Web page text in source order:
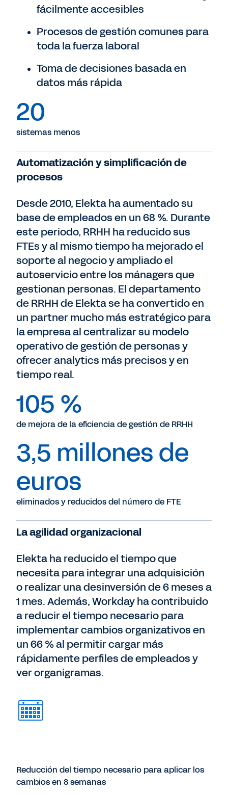
fácilmente accesibles
Procesos de gestión comunes para
toda la fuerza laboral
Toma de decisiones basada en
datos más rápida
20
sistemas menos
Automatización y simplificación de
procesos
Desde 2010, Elekta ha aumentado su
base de empleados en un 68 %. Durante
este periodo, RRHH ha reducido sus
FTEs y al mismo tiempo ha mejorado el
soporte al negocio y ampliado el
autoservicio entre los mánagers que
gestionan personas. El departamento
de RRHH de Elekta se ha convertido en
un partner mucho más estratégico para
la empresa al centralizar su modelo
operativo de gestión de personas y
ofrecer analytics más precisos y en
tiempo real.
105 %
de mejora de la eficiencia de gestión de RRHH
3,5 millones de
euros
eliminados y reducidos del número de FTE
La agilidad organizacional
Elekta ha reducido el tiempo que
necesita para integrar una adquisición
o realizar una desinversión de 6 meses a
1 mes. Además, Workday ha contribuido
a reducir el tiempo necesario para
implementar cambios organizativos en
un 66 % al permitir cargar más
rápidamente perfiles de empleados y
ver organigramas.
Reducción del tiempo necesario para aplicar los
cambios en 8 semanas